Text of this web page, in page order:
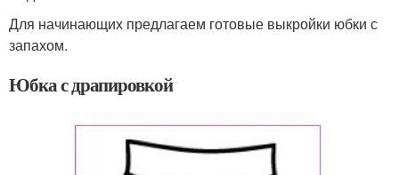
Для начинающих предлагаем готовые выкройки юбки с
запахом.
Юбка с драпировкой